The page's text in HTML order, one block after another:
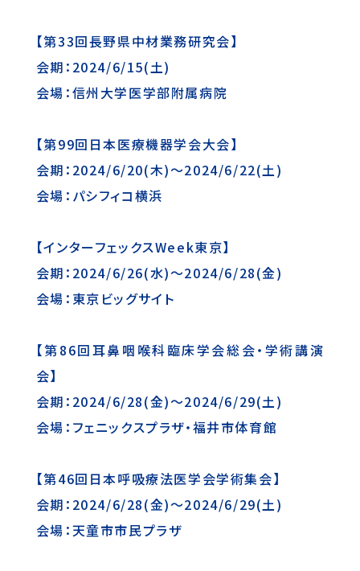
【第33回長野県中材業務研究会】
会期：2024/6/15(土)
会場：信州大学医学部附属病院
【第99回日本医療機器学会大会】
会期：2024/6/20(木)～2024/6/22(土)
会場：パシフィコ横浜
【インターフェックスWeek東京】
会期：2024/6/26(水)～2024/6/28(金)
会場：東京ビッグサイト
【第86回耳鼻咽喉科臨床学会総会・学術講演
会】
会期：2024/6/28(金)～2024/6/29(土)
会場：フェニックスプラザ・福井市体育館
【第46回日本呼吸療法医学会学術集会】
会期：2024/6/28(金)～2024/6/29(土)
会場：天童市市民プラザ